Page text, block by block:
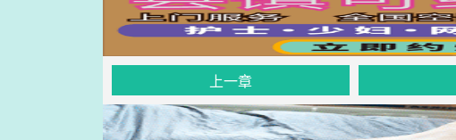
上一章